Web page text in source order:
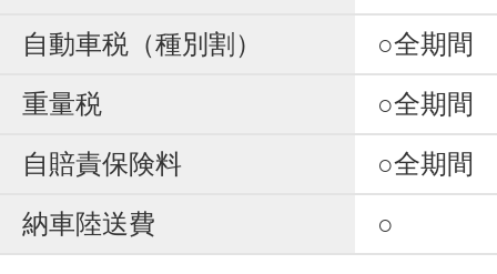
自動車税（種別割）
○全期間
重量税
○全期間
自賠責保険料
○全期間
納車陸送費
○